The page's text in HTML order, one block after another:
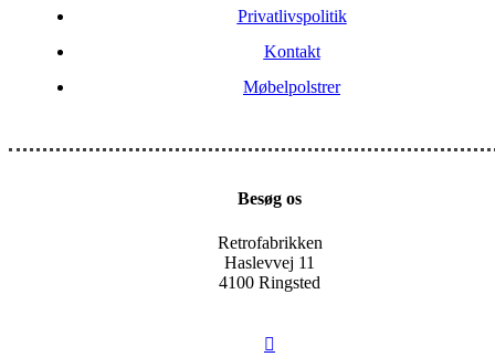
Privatlivspolitik
Kontakt
Møbelpolstrer
Besøg os
Retrofabrikken
Haslevvej 11
4100 Ringsted